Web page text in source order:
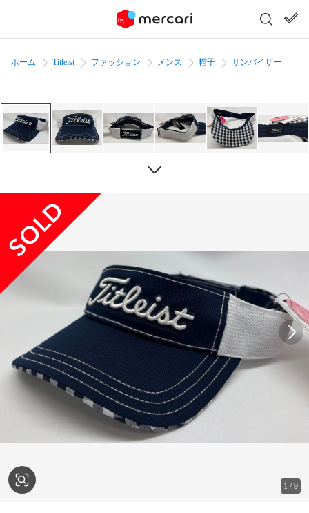
ホーム Titleist ファッション メンズ 帽子 サンバイザー
1 /9